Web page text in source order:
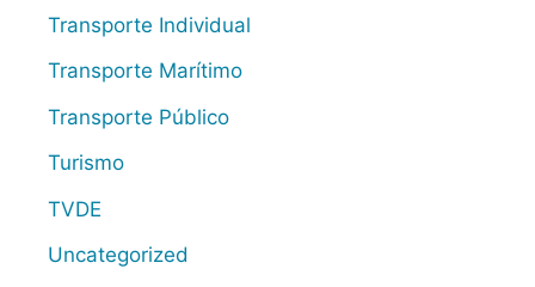
Transporte Individual
Transporte Marítimo
Transporte Público
Turismo
TVDE
Uncategorized